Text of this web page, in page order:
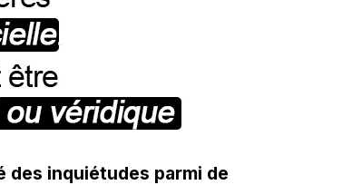
inquiétudes parmi de